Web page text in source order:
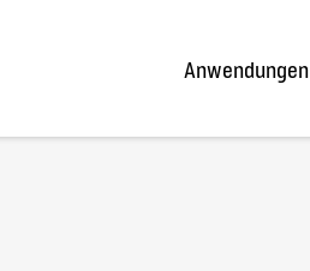
Anwendungen